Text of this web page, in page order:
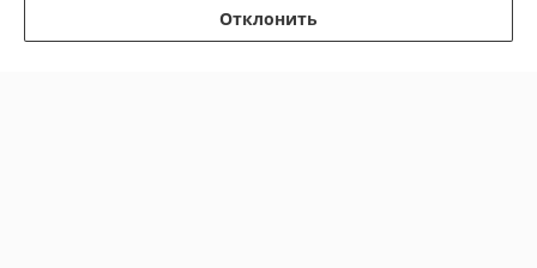
Политика обработки cookies
Отклонить